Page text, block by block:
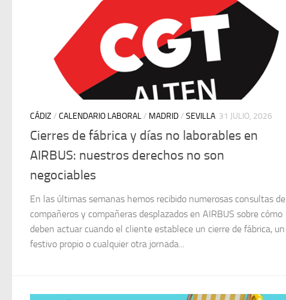
CÁDIZ / CALENDARIO LABORAL/ MADRID/ SEVILLA 31 JULIO, 2026
Cierres de fábrica y días no laborables en
AIRBUS: nuestros derechos no son
negociables
En las últimas semanas hemos recibido numerosas consultas de
compañeros y compañeras desplazados en AIRBUS sobre cómo
deben actuar cuando el cliente establece un cierre de fábrica, un
festivo propio o cualquier otra jornada...